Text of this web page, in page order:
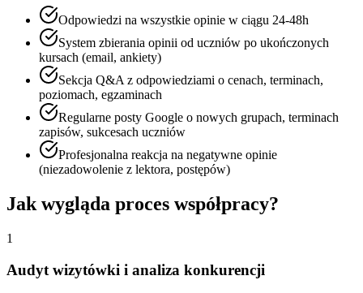
Odpowiedzi na wszystkie opinie w ciągu 24-48h
System zbierania opinii od uczniów po ukończonych
kursach (email, ankiety)
Sekcja Q&A z odpowiedziami o cenach, terminach,
poziomach, egzaminach
Regularne posty Google o nowych grupach, terminach
zapisów, sukcesach uczniów
Profesjonalna reakcja na negatywne opinie
(niezadowolenie z lektora, postępów)
Jak wygląda proces współpracy?
1
Audyt wizytówki i analiza konkurencji